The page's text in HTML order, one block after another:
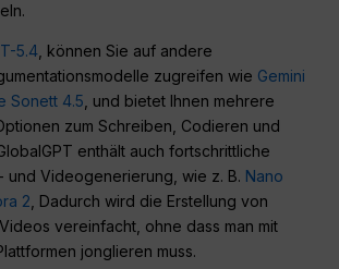
5.4, können Sie auf andere
zugreifen wie Gemini
Sonett 4.5, und bietet Ihnen mehrere
zum Schreiben, Codieren und
enthält auch fortschrittliche
und Videogenerierung, wie z. B. Nano
2, Dadurch wird die Erstellung von
vereinfacht, ohne dass man mit
jonglieren muss.